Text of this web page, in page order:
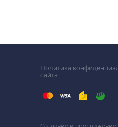
Политика
сайта
Создание и продвижение